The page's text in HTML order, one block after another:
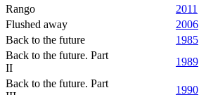
Rango
2011
Flushed away
2006
Back to the future
1985
Back to the future. Part
II
1989
Back to the future. Part
1990